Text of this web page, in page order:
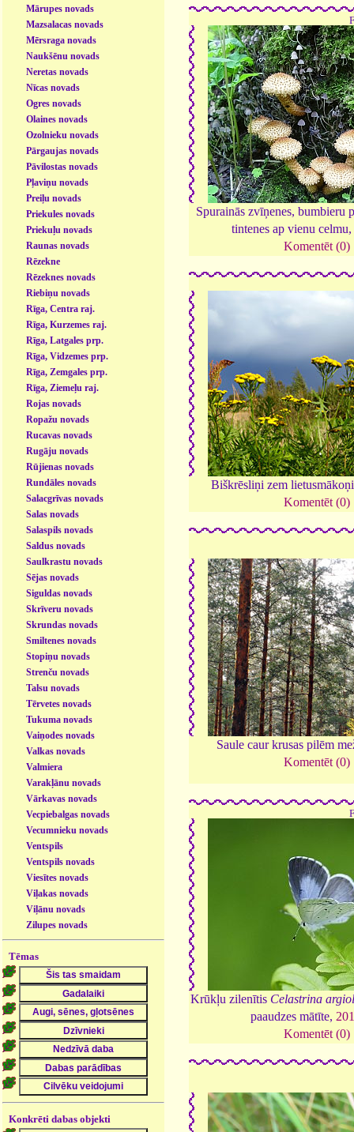
Mārupes novads
Mazsalacas novads
Mērsraga novads
Naukšēnu novads
Neretas novads
Nīcas novads
Ogres novads
Olaines novads
Ozolnieku novads
Pārgaujas novads
Pāvilostas novads
Pļaviņu novads
Preiļu novads
Priekules novads
Priekuļu novads
Raunas novads
Rēzekne
Rēzeknes novads
Riebiņu novads
Rīga, Centra raj.
Rīga, Kurzemes raj.
Rīga, Latgales prp.
Rīga, Vidzemes prp.
Rīga, Zemgales prp.
Rīga, Ziemeļu raj.
Rojas novads
Ropažu novads
Rucavas novads
Rugāju novads
Rūjienas novads
Rundāles novads
Salacgrīvas novads
Salas novads
Salaspils novads
Saldus novads
Saulkrastu novads
Sējas novads
Siguldas novads
Skrīveru novads
Skrundas novads
Smiltenes novads
Stopiņu novads
Strenču novads
Talsu novads
Tērvetes novads
Tukuma novads
Vaiņodes novads
Valkas novads
Valmiera
Varakļānu novads
Vārkavas novads
Vecpiebalgas novads
Vecumnieku novads
Ventspils
Ventspils novads
Viesītes novads
Viļakas novads
Viļānu novads
Zilupes novads
Tēmas
Konkrēti dabas objekti
Spurainās zvīņenes, bumbieru
tintenes ap vienu celmu,
Komentēt (0)
Biškrēsliņi zem
Komentēt (0)
Saule caur krusas pilēm
Komentēt (0)
Krūkļu zilenītis Celastrina
paaudzes mātīte,
Komentēt (0)